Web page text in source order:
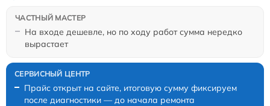
На входе дешевле, но по ходу работ сумма нередко
вырастает
Прайс открыт на сайте, итоговую сумму фиксируем
после диагностики — до начала ремонта